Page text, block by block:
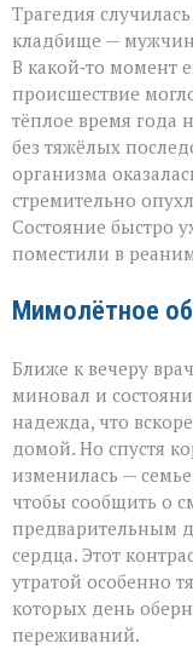
Трагедия
кладбище —
В какой‑то момент
происшествие
тёплое время года
без тяжёлых
организма
стремительно
Состояние быстро
поместили в
Мимолётное
Ближе к вечеру
миновал и
надежда, что
домой. Но спустя
изменилась —
чтобы сообщить о
предварительным
сердца. Этот
утратой особенно
которых день
переживаний.